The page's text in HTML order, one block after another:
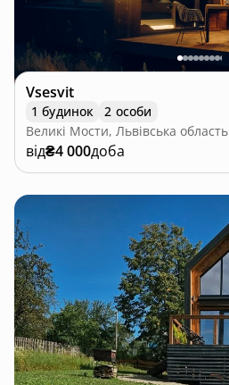
Vsesvit
1 будинок
2 особи
Великі Мости, Львівська область
від₴4 000доба